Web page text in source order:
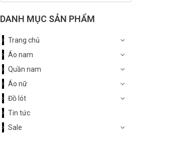
DANH MỤC SẢN PHẨM
Trang chủ
Áo nam
Quần nam
Áo nữ
Đồ lót
Tin tức
Sale